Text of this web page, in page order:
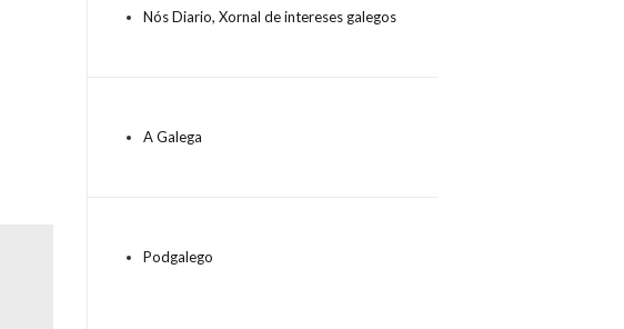
Nós Diario, Xornal de intereses galegos
A Galega
Podgalego